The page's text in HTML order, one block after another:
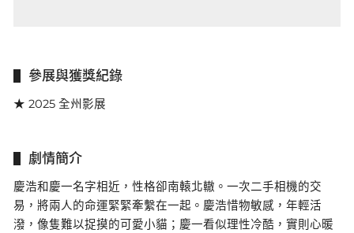
參展與獲獎紀錄
★ 2025 全州影展
劇情簡介
慶浩和慶一名字相近，性格卻南轅北轍。一次二手相機的交
易，將兩人的命運緊緊牽繫在一起。慶浩惜物敏感，年輕活
潑，像隻難以捉摸的可愛小貓；慶一看似理性冷酷，實則心暖